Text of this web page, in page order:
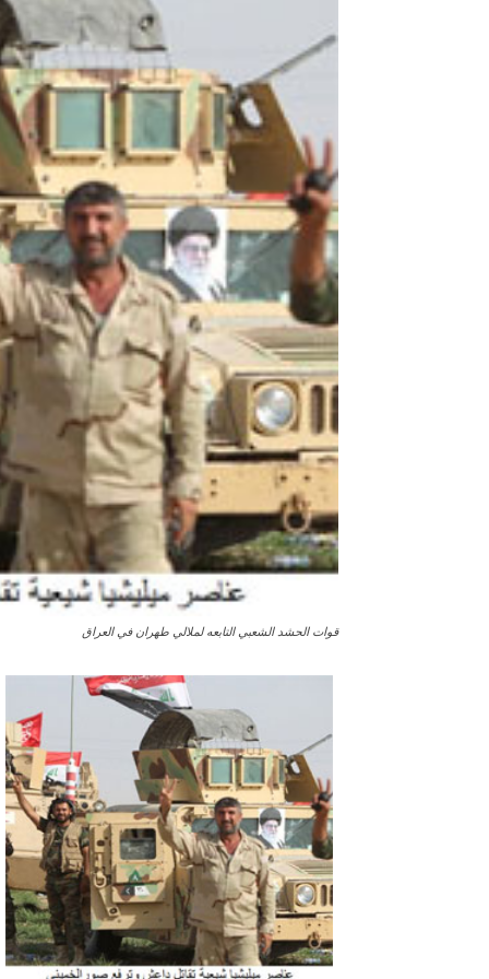
قوات الحشد الشعبي التابعه لملالي طهران في العراق